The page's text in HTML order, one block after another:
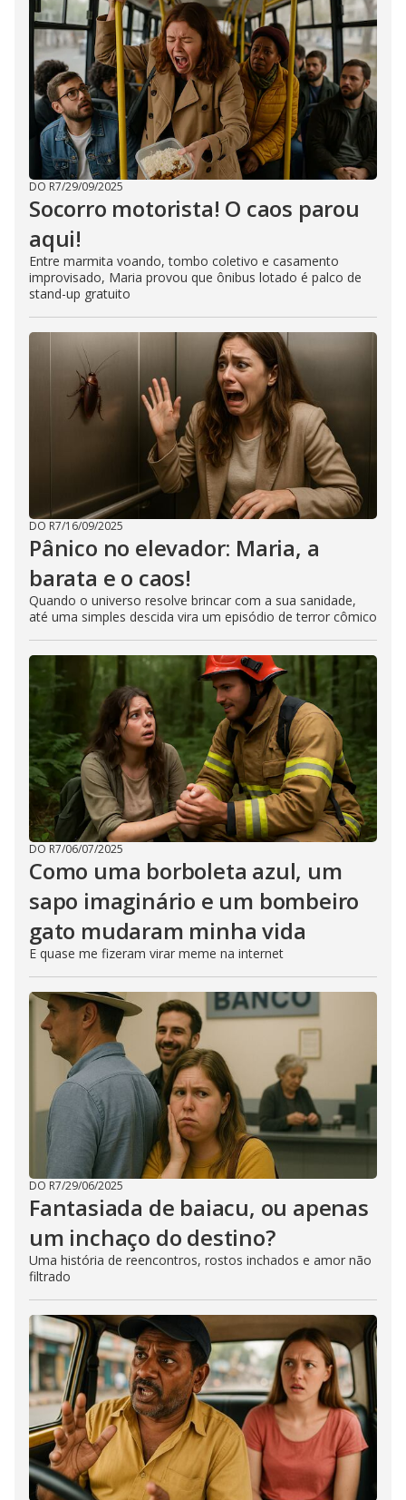
DO R7/29/09/2025
Socorro motorista! O caos parou
aqui!
Entre marmita voando, tombo coletivo e casamento
improvisado, Maria provou que ônibus lotado é palco de
stand-up gratuito
DO R7/16/09/2025
Pânico no elevador: Maria, a
barata e o caos!
Quando o universo resolve brincar com a sua sanidade,
até uma simples descida vira um episódio de terror cômico
DO R7/06/07/2025
Como uma borboleta azul, um
sapo imaginário e um bombeiro
gato mudaram minha vida
E quase me fizeram virar meme na internet
DO R7/29/06/2025
Fantasiada de baiacu, ou apenas
um inchaço do destino?
Uma história de reencontros, rostos inchados e amor não
filtrado